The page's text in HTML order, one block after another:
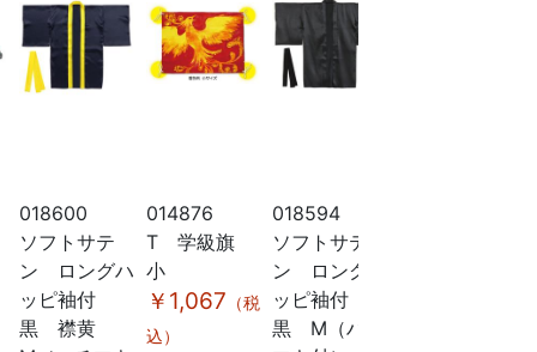
018600
ソフトサテ
ン ロングハ
ッピ袖付
黒 襟黄
014876
T 学級旗
小
￥1,067 （税
込）
018594
ソフトサテ
ン ロングハ
ッピ袖付
黒 M（ハチ